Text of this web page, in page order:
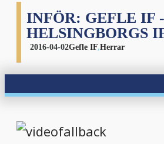
INFÖR: GEFLE IF -
HELSINGBORGS
2016-04-02Gefle IF,Herrar